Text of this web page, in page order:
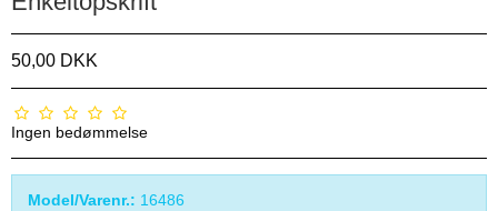
50,00 DKK
Ingen bedømmelse
Model/Varenr.: 16486